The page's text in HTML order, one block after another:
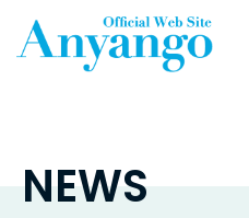
NEWS